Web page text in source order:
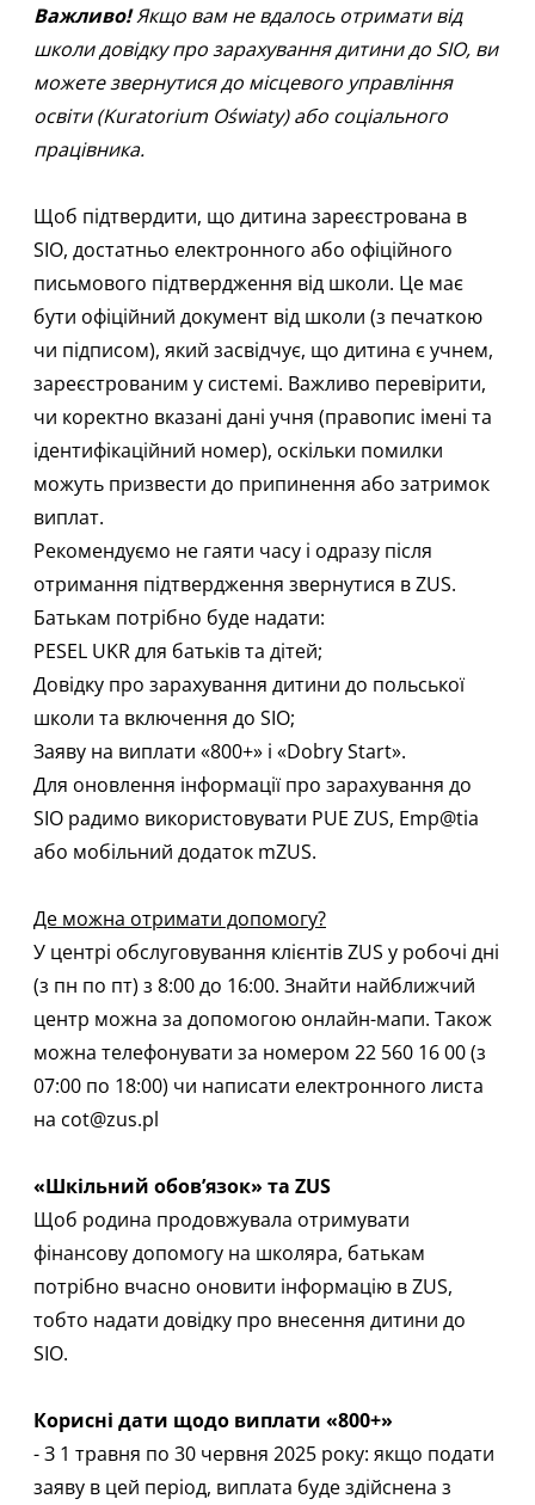
Важливо!Якщо вам не вдалось отримати від
школи довідку про зарахування дитини до SIO, ви
можете звернутися до місцевого управління
освіти (Kuratorium Oświaty) або соціального
працівника.
Щоб підтвердити, що дитина зареєстрована в
SIO, достатньо електронного або офіційного
письмового підтвердження від школи. Це має
бути офіційний документ від школи (з печаткою
чи підписом), який засвідчує, що дитина є учнем,
зареєстрованим у системі. Важливо перевірити,
чи коректно вказані дані учня (правопис імені та
ідентифікаційний номер), оскільки помилки
можуть призвести до припинення або затримок
виплат.
Рекомендуємо не гаяти часу і одразу після
отримання підтвердження звернутися в ZUS.
Батькам потрібно буде надати:
PESEL UKR для батьків та дітей;
Довідку про зарахування дитини до польської
школи та включення до SIO;
Заяву на виплати «800+» і «Dobry Start».
Для оновлення інформації про зарахування до
SIO радимо використовувати PUE ZUS, Emp@tia
або мобільний додаток mZUS.
Де можна отримати допомогу?
У центрі обслуговування клієнтів ZUS у робочі дні
(з пн по пт) з 8:00 до 16:00. Знайти найближчий
центр можна за допомогою онлайн-мапи. Також
можна телефонувати за номером 22 560 16 00 (з
07:00 по 18:00) чи написати електронного листа
на cot@zus.pl
«Шкільний обов’язок» та ZUS
Щоб родина продовжувала отримувати
фінансову допомогу на школяра, батькам
потрібно вчасно оновити інформацію в ZUS,
тобто надати довідку про внесення дитини до
SIO.
Корисні дати щодо виплати «800+»
- З 1 травня по 30 червня 2025 року: якщо подати
заяву в цей період, виплата буде здійснена з